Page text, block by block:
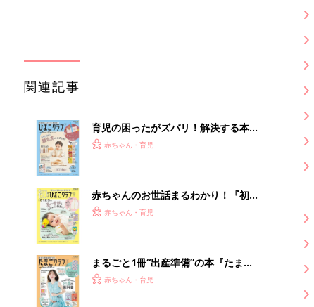
関連記事
育児の困ったがズバリ！解決する本
『ひよこクラブ 秋号』 4カ月～2才
赤ちゃん・育児
赤ちゃんのお世話まるわかり！『初め
てのひよこクラブ 夏号』〈巻頭大特
赤ちゃん・育児
まるごと1冊“出産準備”の本『たまご
クラブ 夏号』〈スペシャル大特集〉
赤ちゃん・育児